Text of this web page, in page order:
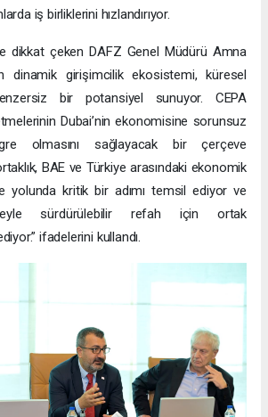
iş birliklerini hızlandırıyor.
dikkat çeken DAFZ Genel Müdürü Amna
dinamik girişimcilik ekosistemi, küresel
bir potansiyel sunuyor. CEPA
Dubai’nin ekonomisine sorunsuz
olmasını sağlayacak bir çerçeve
BAE ve Türkiye arasındaki ekonomik
yolunda kritik bir adımı temsil ediyor ve
sürdürülebilir refah için ortak
ifadelerini kullandı.